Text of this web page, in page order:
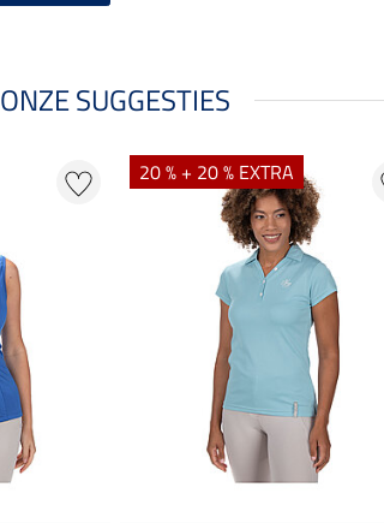
ONZE SUGGESTIES
20 % + 20 % EXTRA